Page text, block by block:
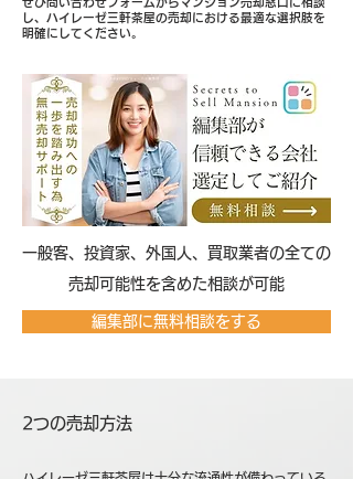
ぜひ問い合わせフォームからマンション売却窓口に相談
し、ハイレーゼ三軒茶屋の売却における最適な選択肢を
明確にしてください。
​一般客、投資家、外国人、買取業者の全ての
売却可能性を含めた相談が可能
編集部に無料相談をする
2つの売却方法